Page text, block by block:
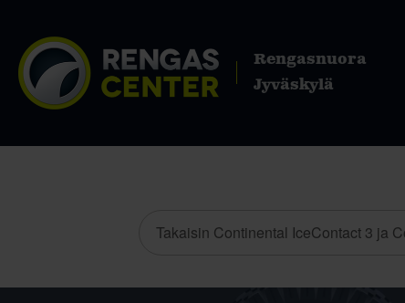
Rengasnuora
Jyväskylä
Takaisin Continental IceContact 3 ja